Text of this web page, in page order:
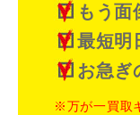
もう面
最短明
お急ぎ
※万が一買取